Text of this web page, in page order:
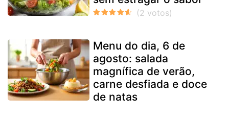
Menu do dia, 6 de
agosto: salada
magnífica de verão,
carne desfiada e doce
de natas